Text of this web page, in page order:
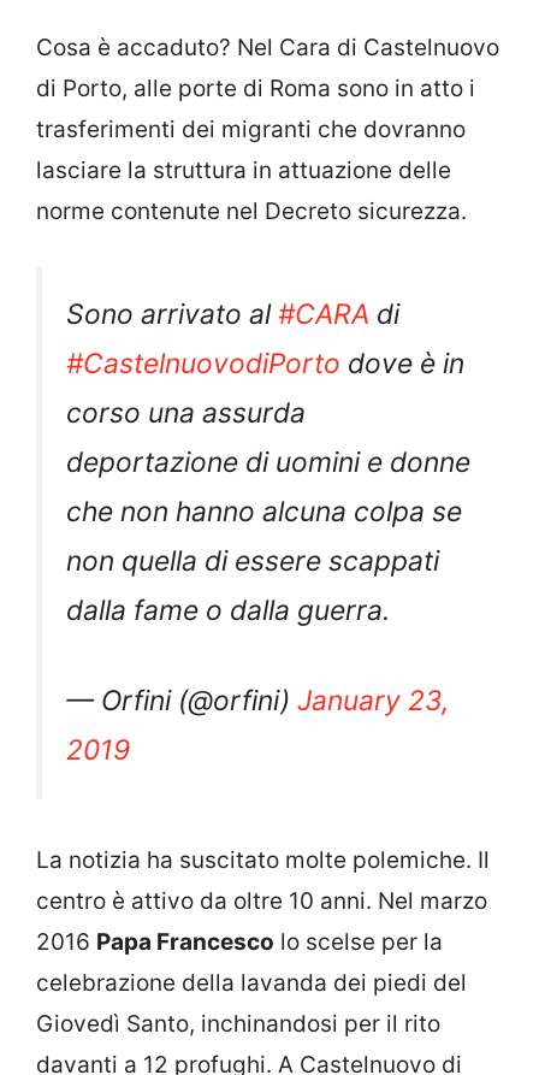
Cosa è accaduto? Nel Cara di Castelnuovo
di Porto, alle porte di Roma sono in atto i
trasferimenti dei migranti che dovranno
lasciare la struttura in attuazione delle
norme contenute nel Decreto sicurezza.
Sono arrivato al#CARA di
#CastelnuovodiPorto dove è in
corso una assurda
deportazione di uomini e donne
che non hanno alcuna colpa se
non quella di essere scappati
dalla fame o dalla guerra.
— Orfini (@orfini) January 23,
2019
La notizia ha suscitato molte polemiche. Il
centro è attivo da oltre 10 anni. Nel marzo
2016 Papa Francesco lo scelse per la
celebrazione della lavanda dei piedi del
Giovedì Santo, inchinandosi per il rito
davanti a 12 profughi. A Castelnuovo di